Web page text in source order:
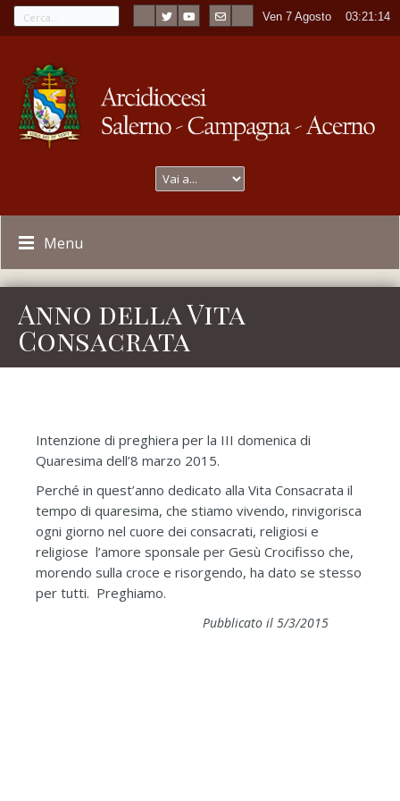
Ven 7 Agosto ----03:21:14
Menu
Anno della Vita
Consacrata
Intenzione di preghiera per la III domenica di
Quaresima dell’8 marzo 2015.
Perché in quest’anno dedicato alla Vita Consacrata il
tempo di quaresima, che stiamo vivendo, rinvigorisca
ogni giorno nel cuore dei consacrati, religiosi e
religiose l’amore sponsale per Gesù Crocifisso che,
morendo sulla croce e risorgendo, ha dato se stesso
per tutti. Preghiamo.
Pubblicato il 5/3/2015